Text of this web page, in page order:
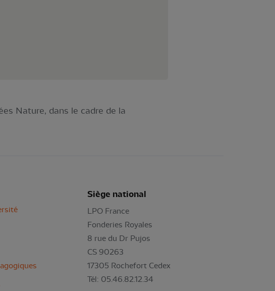
Nature, dans le cadre de la
Siège national
LPO France
Fonderies Royales
8 rue du Dr Pujos
CS 90263
17305 Rochefort Cedex
Tél: 05.46.82.12.34